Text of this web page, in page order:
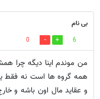
بی نام
6
0
من موندم اینا دیگه چرا
همه گروه ها است نه فقط
و عقاید مال اون باشه و